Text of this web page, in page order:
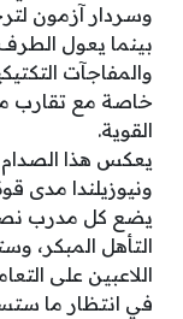
وسردار آزمون
بينما يعول الطرف
والمفاجآت
خاصة مع تقارب
القوية.
يعكس هذا الصدام
ونيوزيلندا مدى
يضع كل مدرب
التأهل المبكر،
اللاعبين على
في انتظار ما